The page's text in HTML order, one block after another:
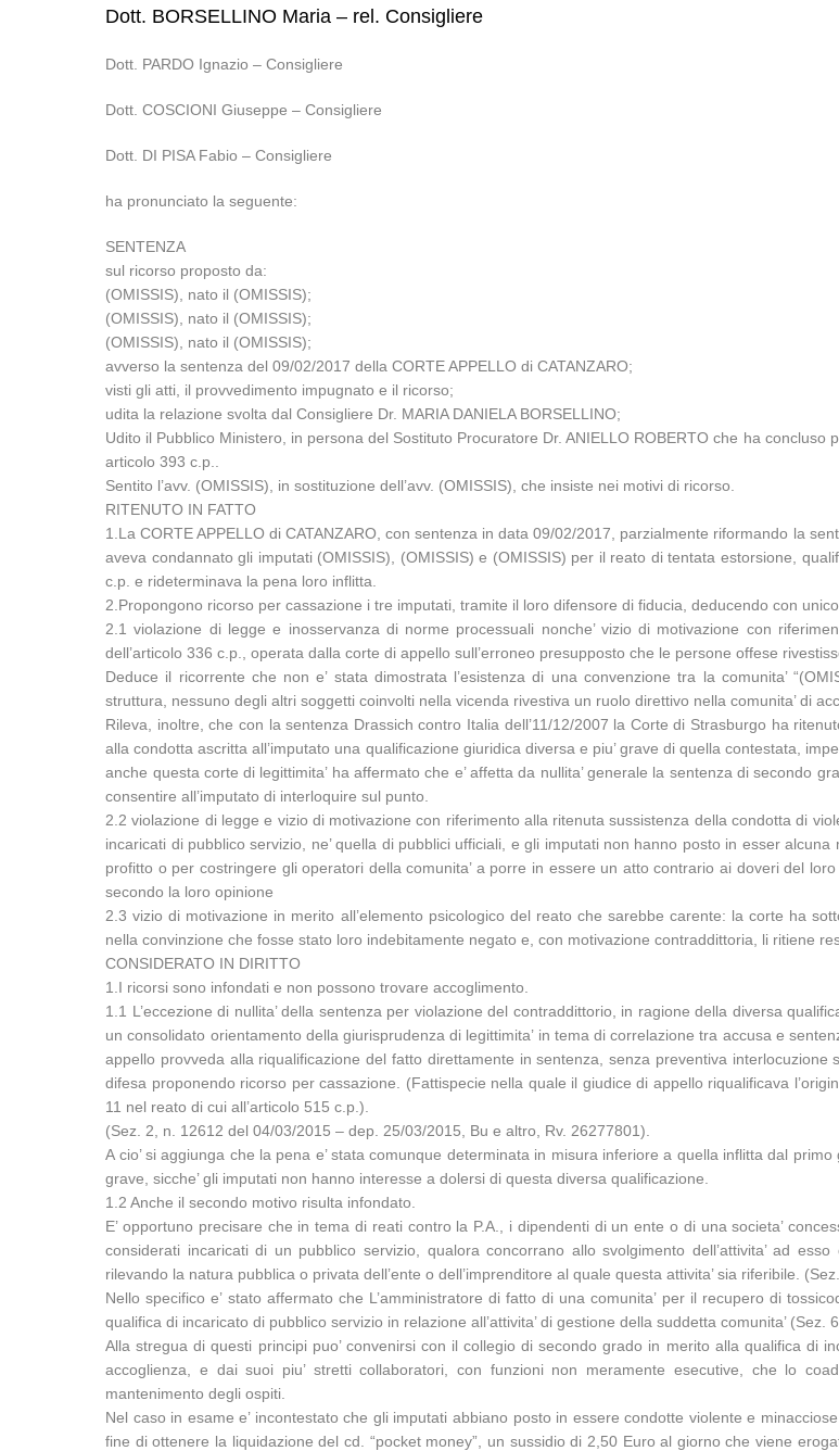
Dott. BORSELLINO Maria – rel. Consigliere
Dott. PARDO Ignazio – Consigliere
Dott. COSCIONI Giuseppe – Consigliere
Dott. DI PISA Fabio – Consigliere
ha pronunciato la seguente:
SENTENZA
sul ricorso proposto da:
(OMISSIS), nato il (OMISSIS);
(OMISSIS), nato il (OMISSIS);
(OMISSIS), nato il (OMISSIS);
avverso la sentenza del 09/02/2017 della CORTE APPELLO di CATANZARO;
visti gli atti, il provvedimento impugnato e il ricorso;
udita la relazione svolta dal Consigliere Dr. MARIA DANIELA BORSELLINO;
Udito il Pubblico Ministero, in persona del Sostituto Procuratore Dr. ANIELLO ROBERTO che ha
articolo 393 c.p..
Sentito l’avv. (OMISSIS), in sostituzione dell’avv. (OMISSIS), che insiste nei motivi di ricorso.
RITENUTO IN FATTO
1.La CORTE APPELLO di CATANZARO, con sentenza in data 09/02/2017, parzialmente riformando la
aveva condannato gli imputati (OMISSIS), (OMISSIS) e (OMISSIS) per il reato di tentata estorsione,
c.p. e rideterminava la pena loro inflitta.
2.Propongono ricorso per cassazione i tre imputati, tramite il loro difensore di fiducia, deducendo con
2.1 violazione di legge e inosservanza di norme processuali nonche’ vizio di motivazione con
dell’articolo 336 c.p., operata dalla corte di appello sull’erroneo presupposto che le persone offese
Deduce il ricorrente che non e’ stata dimostrata l’esistenza di una convenzione tra la comunita’
struttura, nessuno degli altri soggetti coinvolti nella vicenda rivestiva un ruolo direttivo nella comunita’ di
Rileva, inoltre, che con la sentenza Drassich contro Italia dell’11/12/2007 la Corte di Strasburgo ha
alla condotta ascritta all’imputato una qualificazione giuridica diversa e piu’ grave di quella contestata,
anche questa corte di legittimita’ ha affermato che e’ affetta da nullita’ generale la sentenza di secondo
consentire all’imputato di interloquire sul punto.
2.2 violazione di legge e vizio di motivazione con riferimento alla ritenuta sussistenza della condotta di
incaricati di pubblico servizio, ne’ quella di pubblici ufficiali, e gli imputati non hanno posto in esser
profitto o per costringere gli operatori della comunita’ a porre in essere un atto contrario ai doveri del
secondo la loro opinione
2.3 vizio di motivazione in merito all’elemento psicologico del reato che sarebbe carente: la corte ha
nella convinzione che fosse stato loro indebitamente negato e, con motivazione contraddittoria, li ritiene
CONSIDERATO IN DIRITTO
1.I ricorsi sono infondati e non possono trovare accoglimento.
1.1 L’eccezione di nullita’ della sentenza per violazione del contraddittorio, in ragione della diversa
un consolidato orientamento della giurisprudenza di legittimita’ in tema di correlazione tra accusa e
appello provveda alla riqualificazione del fatto direttamente in sentenza, senza preventiva
difesa proponendo ricorso per cassazione. (Fattispecie nella quale il giudice di appello riqualificava
11 nel reato di cui all’articolo 515 c.p.).
(Sez. 2, n. 12612 del 04/03/2015 – dep. 25/03/2015, Bu e altro, Rv. 26277801).
A cio’ si aggiunga che la pena e’ stata comunque determinata in misura inferiore a quella inflitta dal
grave, sicche’ gli imputati non hanno interesse a dolersi di questa diversa qualificazione.
1.2 Anche il secondo motivo risulta infondato.
E’ opportuno precisare che in tema di reati contro la P.A., i dipendenti di un ente o di una societa’
considerati incaricati di un pubblico servizio, qualora concorrano allo svolgimento dell’attivita’ ad
rilevando la natura pubblica o privata dell’ente o dell’imprenditore al quale questa attivita’ sia riferibile.
Nello specifico e’ stato affermato che L’amministratore di fatto di una comunita’ per il recupero di
qualifica di incaricato di pubblico servizio in relazione all’attivita’ di gestione della suddetta comunita’
Alla stregua di questi principi puo’ convenirsi con il collegio di secondo grado in merito alla qualifica di
accoglienza, e dai suoi piu’ stretti collaboratori, con funzioni non meramente esecutive, che lo
mantenimento degli ospiti.
Nel caso in esame e’ incontestato che gli imputati abbiano posto in essere condotte violente e
fine di ottenere la liquidazione del cd. “pocket money”, un sussidio di 2,50 Euro al giorno che viene